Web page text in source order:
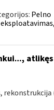
Pelno
rekonstrukcija